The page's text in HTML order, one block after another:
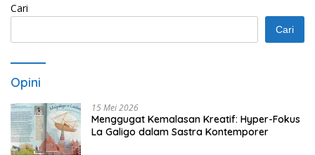
Cari
Cari
Opini
15 Mei 2026
Menggugat Kemalasan Kreatif: Hyper-Fokus
La Galigo dalam Sastra Kontemporer